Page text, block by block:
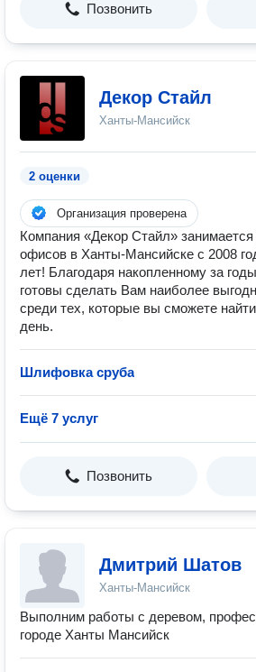
Позвонить
Декор Стайл
Ханты-Мансийск
2 оценки
Организация проверена
Компания «Декор Стайл»
офисов в Ханты-Мансийске с 2008
лет! Благодаря накопленному за
готовы сделать Вам наиболее
среди тех, которые вы сможете
день.
Шлифовка сруба
Ещё 7 услуг
Позвонить
Дмитрий Шатов
Ханты-Мансийск
Выполним работы с деревом,
городе Ханты Мансийск